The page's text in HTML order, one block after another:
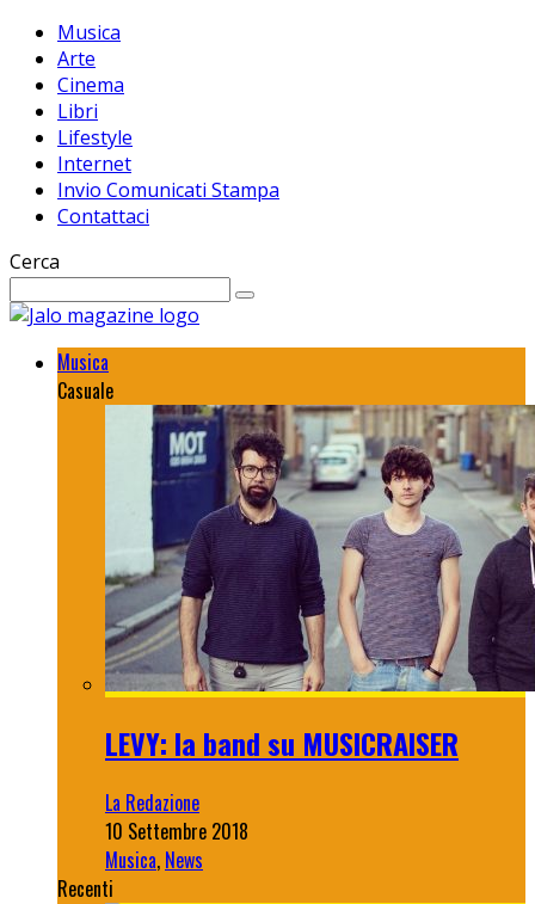
Musica
Arte
Cinema
Libri
Lifestyle
Internet
Invio Comunicati Stampa
Contattaci
Cerca
Musica
Casuale
LEVY: la band su MUSICRAISER
La Redazione
10 Settembre 2018
Musica, News
Recenti